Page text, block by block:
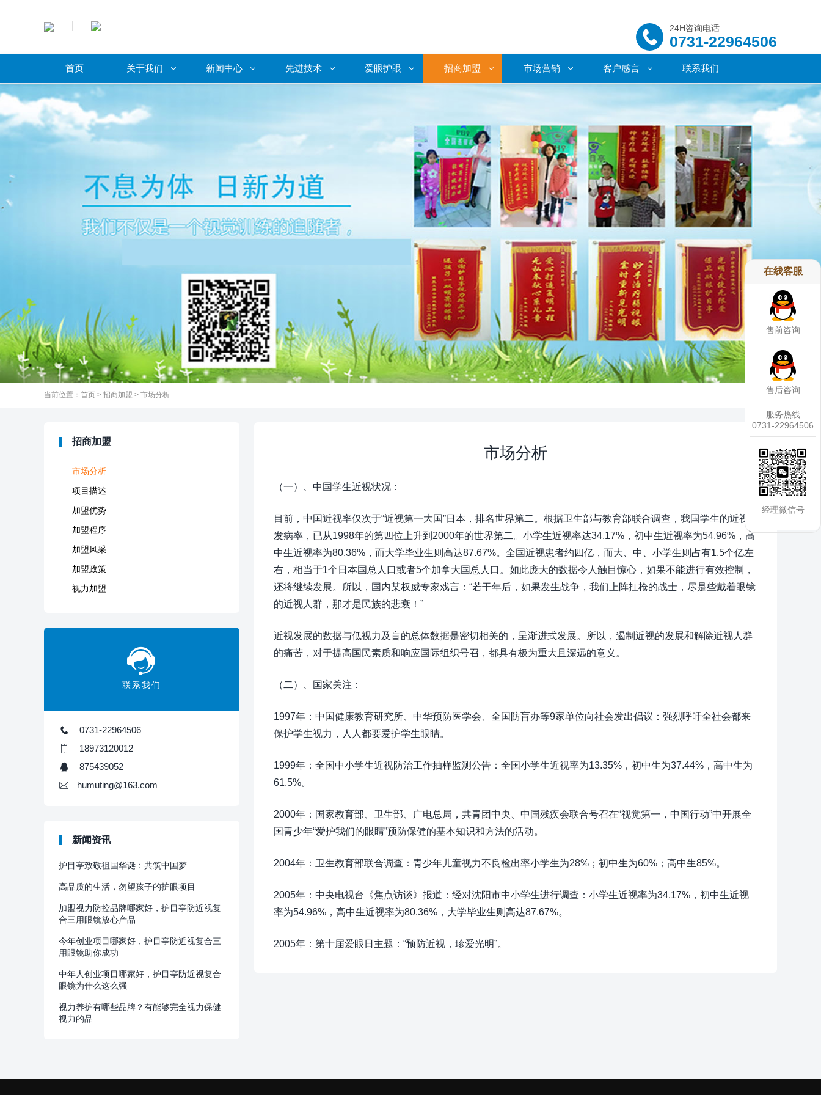
24H咨询电话
0731-22964506
首页 关于我们 新闻中心 先进技术 爱眼护眼 招商加盟 市场营销 客户感言 联系我们
当前位置： 首页 > 招商加盟 > 市场分析
市场分析
（一）、中国学生近视状况：
目前，中国近视率仅次于“近视第一大国”日本，排名世界第二。根据卫生部与教育部联合调查，我国学生的近视
发病率，已从1998年的第四位上升到2000年的世界第二。小学生近视率达34.17%，初中生近视率为54.96%，高
中生近视率为80.36%，而大学毕业生则高达87.67%。全国近视患者约四亿，而大、中、小学生则占有1.5个亿左
右，相当于1个日本国总人口或者5个加拿大国总人口。如此庞大的数据令人触目惊心，如果不能进行有效控制，
还将继续发展。所以，国内某权威专家戏言：“若干年后，如果发生战争，我们上阵扛枪的战士，尽是些戴着眼镜
的近视人群，那才是民族的悲衰！”
近视发展的数据与低视力及盲的总体数据是密切相关的，呈渐进式发展。所以，遏制近视的发展和解除近视人群
的痛苦，对于提高国民素质和响应国际组织号召，都具有极为重大且深远的意义。
（二）、国家关注：
1997年：中国健康教育研究所、中华预防医学会、全国防盲办等9家单位向社会发出倡议：强烈呼吁全社会都来
保护学生视力，人人都要爱护学生眼睛。
1999年：全国中小学生近视防治工作抽样监测公告：全国小学生近视率为13.35%，初中生为37.44%，高中生为
61.5%。
2000年：国家教育部、卫生部、广电总局，共青团中央、中国残疾会联合号召在“视觉第一，中国行动”中开展全
国青少年“爱护我们的眼睛”预防保健的基本知识和方法的活动。
2004年：卫生教育部联合调查：青少年儿童视力不良检出率小学生为28%；初中生为60%；高中生85%。
2005年：中央电视台《焦点访谈》报道：经对沈阳市中小学生进行调查：小学生近视率为34.17%，初中生近视
率为54.96%，高中生近视率为80.36%，大学毕业生则高达87.67%。
2005年：第十届爱眼日主题：“预防近视，珍爱光明”。
招商加盟
市场分析
项目描述
加盟优势
加盟程序
加盟风采
加盟政策
视力加盟
联系我们
0731-22964506
18973120012
875439052
humuting@163.com
新闻资讯
护目亭致敬祖国华诞：共筑中国梦
高品质的生活，勿望孩子的护眼项目
加盟视力防控品牌哪家好，护目亭防近视复
合三用眼镜放心产品
今年创业项目哪家好，护目亭防近视复合三
用眼镜助你成功
中年人创业项目哪家好，护目亭防近视复合
眼镜为什么这么强
视力养护有哪些品牌？有能够完全视力保健
视力的品
在线客服
售前咨询
售后咨询
服务热线
0731-22964506
经理微信号